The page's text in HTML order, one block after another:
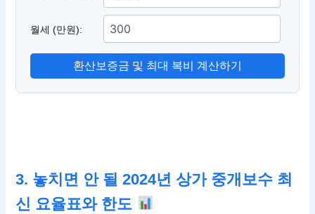
월세 (만원):
환산보증금 및 최대 복비 계산하기
3. 놓치면 안 될 2024년 상가 중개보수 최
신 요율표와 한도